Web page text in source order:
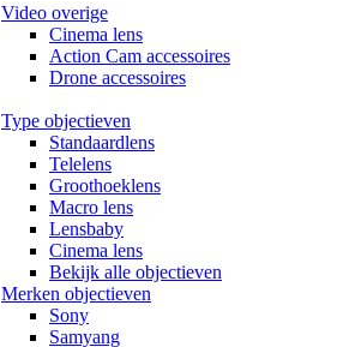
Video overige
Cinema lens
Action Cam accessoires
Drone accessoires
Type objectieven
Standaardlens
Telelens
Groothoeklens
Macro lens
Lensbaby
Cinema lens
Bekijk alle objectieven
Merken objectieven
Sony
Samyang